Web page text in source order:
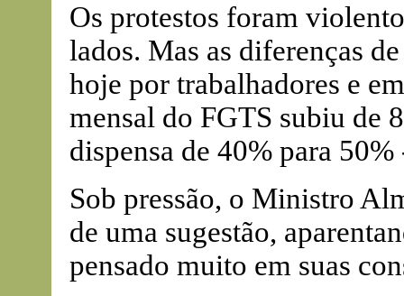
Os protestos foram
lados. Mas as diferenças
hoje por trabalhadores e
mensal do FGTS subiu de
dispensa de 40% para
Sob pressão, o Ministro
de uma sugestão,
pensado muito em suas